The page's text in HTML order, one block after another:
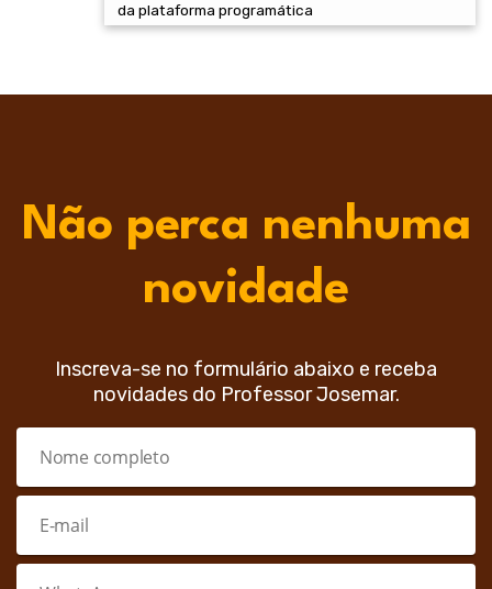
da plataforma programática
Não perca nenhuma
novidade
Inscreva-se no formulário abaixo e receba
novidades do Professor Josemar.